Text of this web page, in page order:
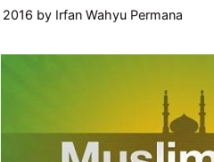
by Irfan Wahyu Permana